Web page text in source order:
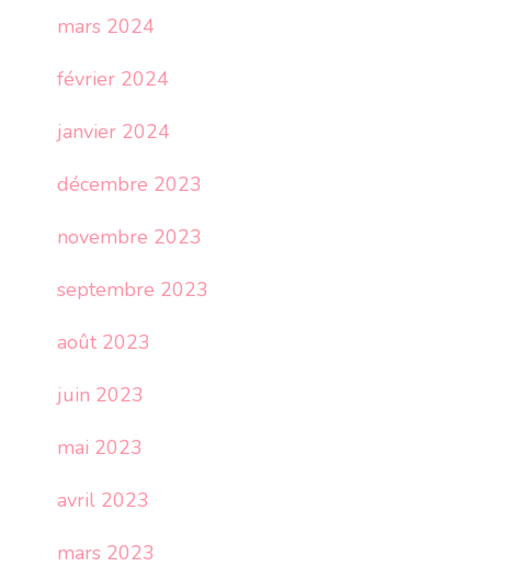
mars 2024
février 2024
janvier 2024
décembre 2023
novembre 2023
septembre 2023
août 2023
juin 2023
mai 2023
avril 2023
mars 2023